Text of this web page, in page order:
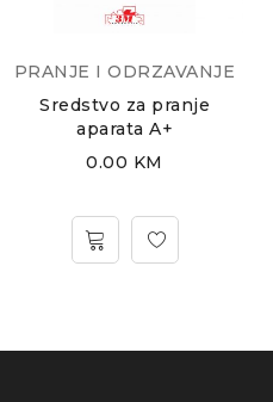
PRANJE I ODRZAVANJE
Sredstvo za pranje
aparata A+
0.00 KM